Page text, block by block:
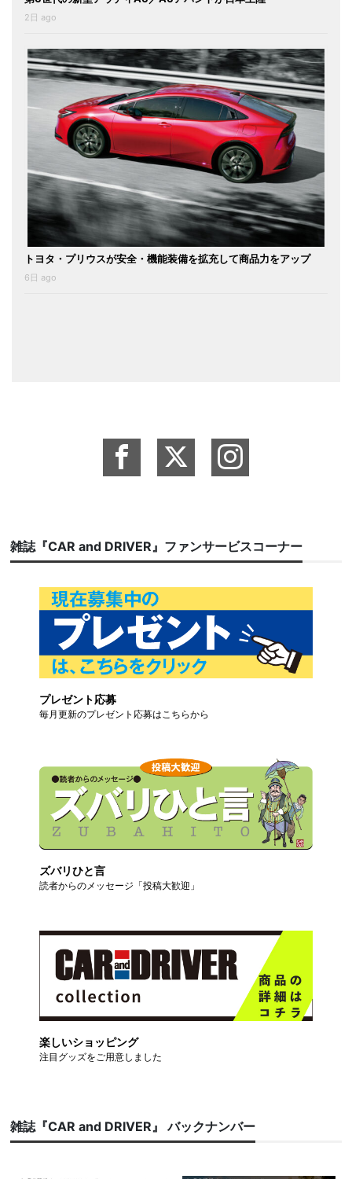
2日 ago
トヨタ・プリウスが安全・機能装備を拡充して商品力をアップ
6日 ago
雑誌『CAR and DRIVER』ファンサービスコーナー
プレゼント応募
毎月更新のプレゼント応募はこちらから
ズバリひと言
読者からのメッセージ「投稿大歓迎」
楽しいショッピング
注目グッズをご用意しました
雑誌『CAR and DRIVER』 バックナンバー